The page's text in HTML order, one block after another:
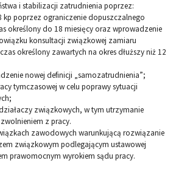
i stabilizacji zatrudnienia poprzez:
kp poprzez ograniczenie dopuszczalnego
określony do 18 miesięcy oraz wprowadzenie
konsultacji związkowej zamiaru
określony zawartych na okres dłuższy niż 12
nowej definicji „samozatrudnienia”;
tymczasowej w celu poprawy sytuacji
związkowych, w tym utrzymanie
z pracy.
zawodowych warunkującą rozwiązanie
związkowym podlegającym ustawowej
prawomocnym wyrokiem sądu pracy.